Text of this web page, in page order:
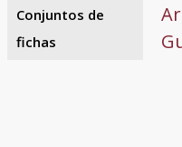
Conjuntos de
fichas